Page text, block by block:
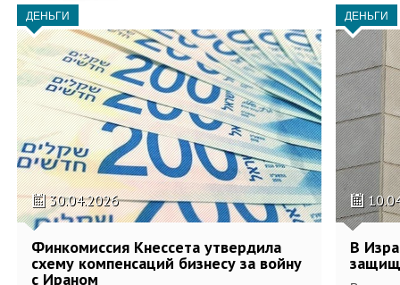
ДЕНЬГИ
30.04.2026
Финкомиссия Кнессета утвердила
схему компенсаций бизнесу за войну
с Ираном
ДЕНЬГИ
В